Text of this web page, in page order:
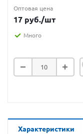
Оптовая цена
17 руб./шт
Много
Характеристики